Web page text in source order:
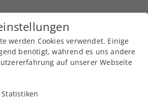
AllgemeineKlasse
Jugend
werden Cookies verwendet. Einige
benötigt, während es uns andere
auf unserer Webseite
Statistiken